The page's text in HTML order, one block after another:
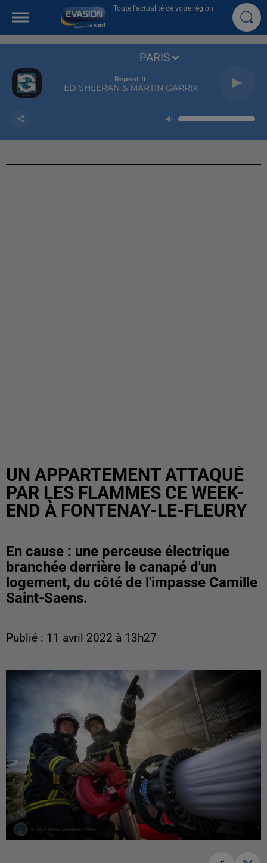
Toute l'actualité de votre région
Repeat It
ED SHEERAN & MARTIN GARRIX
PARIS
UN APPARTEMENT ATTAQUÉ
PAR LES FLAMMES CE WEEK-
END À FONTENAY-LE-FLEURY
En cause : une perceuse électrique
branchée derrière le canapé d'un
logement, du côté de l'impasse Camille
Saint-Saens.
Publié : 11 avril 2022 à 13h27